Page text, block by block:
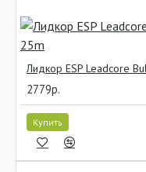
2779р.
Купить